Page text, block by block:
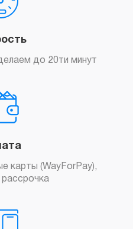
до 20ти минут
карты (WayForPay),